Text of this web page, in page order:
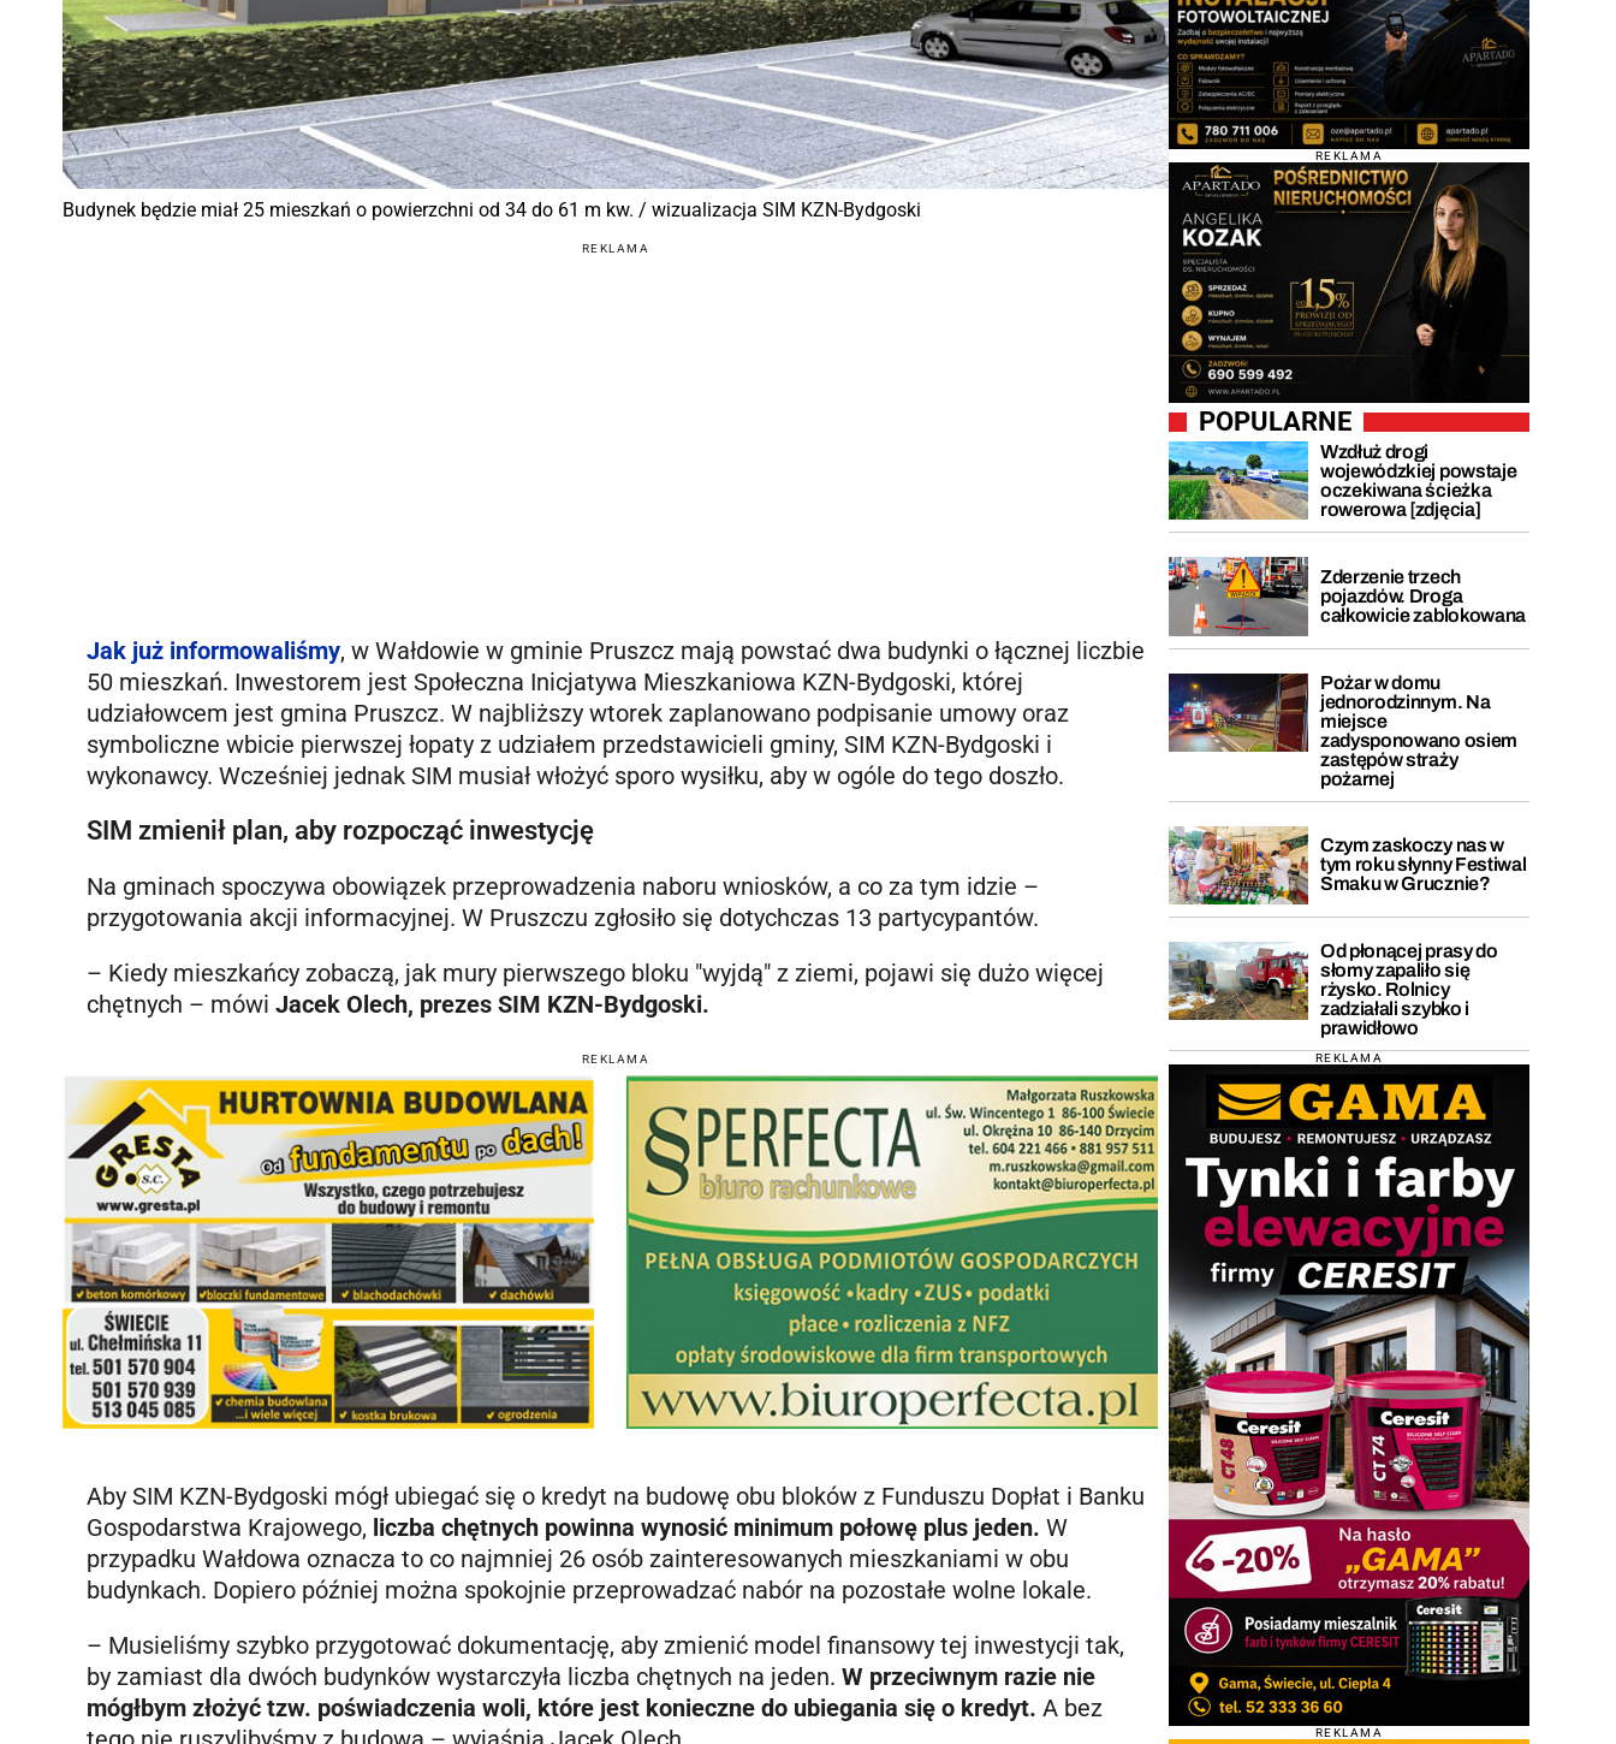
Budynek będzie miał 25 mieszkań o powierzchni od 34 do 61 m kw. / wizualizacja SIM KZN-Bydgoski
REKLAMA
Jak już informowaliśmy, w Wałdowie w gminie Pruszcz mają powstać dwa budynki o łącznej liczbie
50 mieszkań. Inwestorem jest Społeczna Inicjatywa Mieszkaniowa KZN-Bydgoski, której
udziałowcem jest gmina Pruszcz. W najbliższy wtorek zaplanowano podpisanie umowy oraz
symboliczne wbicie pierwszej łopaty z udziałem przedstawicieli gminy, SIM KZN-Bydgoski i
wykonawcy. Wcześniej jednak SIM musiał włożyć sporo wysiłku, aby w ogóle do tego doszło.
SIM zmienił plan, aby rozpocząć inwestycję
Na gminach spoczywa obowiązek przeprowadzenia naboru wniosków, a co za tym idzie –
przygotowania akcji informacyjnej. W Pruszczu zgłosiło się dotychczas 13 partycypantów.
– Kiedy mieszkańcy zobaczą, jak mury pierwszego bloku "wyjdą" z ziemi, pojawi się dużo więcej
chętnych – mówi Jacek Olech, prezes SIM KZN-Bydgoski.
REKLAMA
Aby SIM KZN-Bydgoski mógł ubiegać się o kredyt na budowę obu bloków z Funduszu Dopłat i Banku
Gospodarstwa Krajowego, liczba chętnych powinna wynosić minimum połowę plus jeden. W
przypadku Wałdowa oznacza to co najmniej 26 osób zainteresowanych mieszkaniami w obu
budynkach. Dopiero później można spokojnie przeprowadzać nabór na pozostałe wolne lokale.
– Musieliśmy szybko przygotować dokumentację, aby zmienić model finansowy tej inwestycji tak,
by zamiast dla dwóch budynków wystarczyła liczba chętnych na jeden. W przeciwnym razie nie
mógłbym złożyć tzw. poświadczenia woli, które jest konieczne do ubiegania się o kredyt. A bez
REKLAMA
POPULARNE
Wzdłuż drogi
wojewódzkiej powstaje
oczekiwana ścieżka
rowerowa [zdjęcia]
Zderzenie trzech
pojazdów. Droga
całkowicie zablokowana
Pożar w domu
jednorodzinnym. Na
miejsce
zadysponowano osiem
zastępów straży
pożarnej
Czym zaskoczy nas w
tym roku słynny Festiwal
Smaku w Grucznie?
Od płonącej prasy do
słomy zapaliło się
rżysko. Rolnicy
zadziałali szybko i
prawidłowo
REKLAMA
REKLAMA